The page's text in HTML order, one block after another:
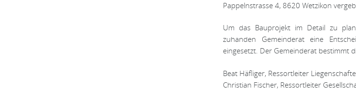
Pappelnstrasse 4, 8620 Wetzikon
Um das Bauprojekt im Detail zu
zuhanden Gemeinderat eine
eingesetzt. Der Gemeinderat bestimmt
Beat Häfliger, Ressortleiter
Christian Fischer, Ressortleiter